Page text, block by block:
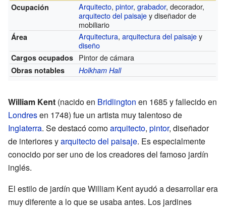
Ocupación
Arquitecto,pintor,grabador, decorador,
arquitecto del paisajey diseñador de
mobiliario
Área Arquitectura,arquitectura del paisajey
diseño
Cargos ocupados Pintor de cámara
Obras notables Holkham Hall
William Kent (nacido en Bridlington en 1685 y fallecido en
Londresen 1748) fue un artista muy talentoso de
Inglaterra. Se destacó comoarquitecto, pintor, diseñador
de interiores yarquitecto del paisaje. Es especialmente
conocido por ser uno de los creadores del famoso jardín
inglés.
El estilo de jardín que William Kent ayudó a desarrollar era
muy diferente a lo que se usaba antes. Los jardines